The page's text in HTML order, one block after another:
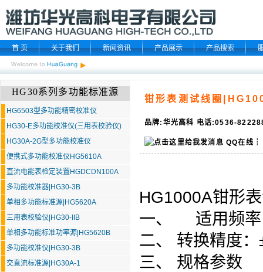
首 页 关于我们 新闻资讯 产品展示 产品搜索
HG30系列多功能标准源
HG6503型多功能精密校准仪
HG30-E多功能校准仪(三用表校验仪)
HG30A-2G型多功能校准仪
便携式多功能校准仪HG5610A
直流电能表检定装置HGDCDN100A
多功能校准器|HG30-3B
单相多功能标准源|HG5620A
三用表校验仪|HG30-IIB
单相多功能标准功率源|HG5620B
多功能校准仪|HG30-3B
交直流标准源|HG30A-1
钳形表测试线圈
品牌:华光高科 电话:0536-
QQ在线
HG1000A钳形
一、 适用频率
二、 转换精度
三、 规格参数